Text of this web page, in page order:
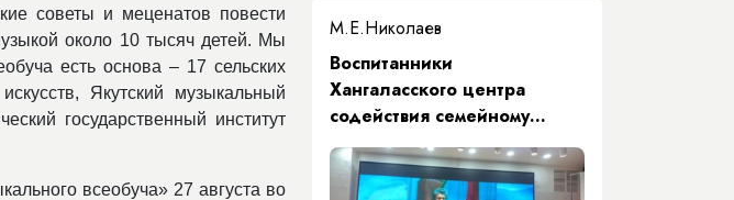
советы и меценатов повести
около 10 тысяч детей. Мы
есть основа – 17 сельских
Якутский музыкальный
государственный институт
всеобуча» 27 августа во
М.Е.Николаев
​Воспитанники
Хангаласского центра
содействия семейному
воспитанию почтили память
Первого Президента Якутии